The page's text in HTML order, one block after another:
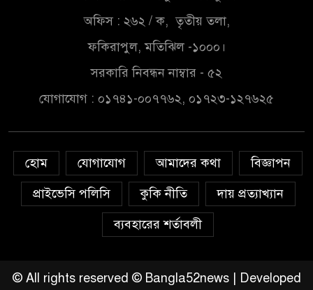
বাংলাদেশে বর্তমানে স্থিতিশীল
এখনই উপযুক্ত সময়
সরকার,প্রবাসীদের বিনিয়োগের
চাঁদপুরে মাটির নিচে গাঁজার ড্রাম,
মাদক কারবারি আটক
লুটপাট ও পাচারমুখী বাজেট
সংশোধনের দাবিতে ফরিদগঞ্জে
উঠান বৈঠক
অফিস : ২৬২ / ক, তৃতীয় তলা,
ফকিরাপুল, মতিঝিল -১০০০।
সরকারি নিবন্ধন নাম্বার - ৫২
যোগাযোগ : ০১৭৪১-০০৭৭৬২, ০১৭২৩-১২৭৬২৫
হোম যোগাযোগ আমাদের কথা
বিজ্ঞাপন
প্রাইভেসি পলিসি
কুকি নীতি
দায় প্রত্যাখ্যান
ব্যবহারের শর্তাবলী
© All rights reserved © Bangla52news | Developed